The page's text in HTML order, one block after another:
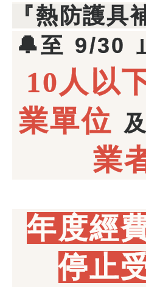
『熱防護具
🔔至 9/30
10人以
業單位 及
業
年度經
停止